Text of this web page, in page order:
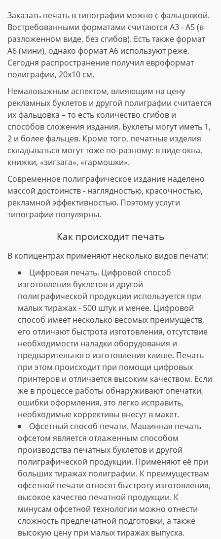
Заказать печать в типографии можно с фальцовкой.
Востребованными форматами считаются А3 - А5 (в
разложенном виде, без сгибов). Есть также формат
А6 (мини), однако формат А6 используют реже.
Сегодня распространение получил евроформат
полиграфии, 20х10 см.
Немаловажным аспектом, влияющим на цену
рекламных буклетов и другой полиграфии считается
их фальцовка – то есть количество сгибов и
способов сложения издания. Буклеты могут иметь 1,
2 и более фальцев. Кроме того, печатные изделия
складываться могут тоже по-разному: в виде окна,
книжки, «зигзага», «гармошки».
Современное полиграфическое издание наделено
массой достоинств - наглядностью, красочностью,
рекламной эффективностью. Поэтому услуги
типографии популярны.
Как происходит печать
В копицентрах применяют несколько видов печати:
Цифровая печать. Цифровой способ
изготовления буклетов и другой
полиграфической продукции используется при
малых тиражах - 500 штук и менее. Цифровой
способ имеет несколько весомых преимуществ,
его отличают быстрота изготовления, отсутствие
необходимости наладки оборудования и
предварительного изготовления клише. Печать
при этом происходит при помощи цифровых
принтеров и отличается высоким качеством. Если
же в процессе работы обнаруживают опечатки,
ошибки оформления, это легко исправить,
необходимые коррективы внесут в макет.
Офсетный способ печати. Машинная печать
офсетом является отлаженным способом
производства печатных буклетов и другой
полиграфической продукции. Применяют её при
больших тиражах полиграфии. К преимуществам
офсетной печати относят быстроту изготовления,
высокое качество печатной продукции. К
минусам офсетной технологии можно отнести
сложность предпечатной подготовки, а также
высокую цену при малых тиражах выпуска.